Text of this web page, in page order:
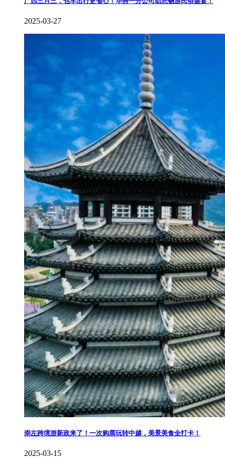
2025-03-27
崇左跨境游新政来了！一次购票玩转中越，美景美食全打卡！
2025-03-15